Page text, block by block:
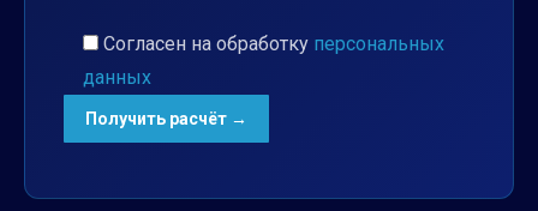
Согласен на обработку персональных
данных